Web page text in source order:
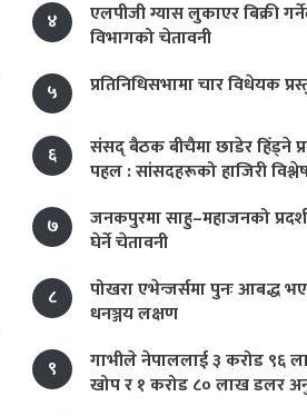
४
एलपीजी ग्यास लुकाएर बिक्री
विभागको चेतावनी
५
प्रतिनिधिसभामा चार विधेयक
६
संसद् बैठक बीचैमा छाडेर हिँड्ने
पहल : सांसदहरूको हाजिरी
७
जनकपुरमा साहु–महाजनको
घेर्ने चेतावनी
८
पोखरा एभेन्जर्समा पुनः आबद्ध
धनञ्जय लक्षण
९
गाभीले नेपाललाई ३ करोड ९६
खोप र १ करोड ८० लाख डलर